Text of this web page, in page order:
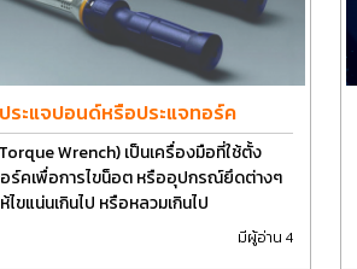
ระแจปอนด์หรือประแจทอร์ค
Wrench) เป็นเครื่องมือที่ใช้ตั้ง
ร์คเพื่อการไขน็อต หรืออุปกรณ์ยึดต่างๆ
ไขแน่นเกินไป หรือหลวมเกินไป
มีผู้อ่าน 4